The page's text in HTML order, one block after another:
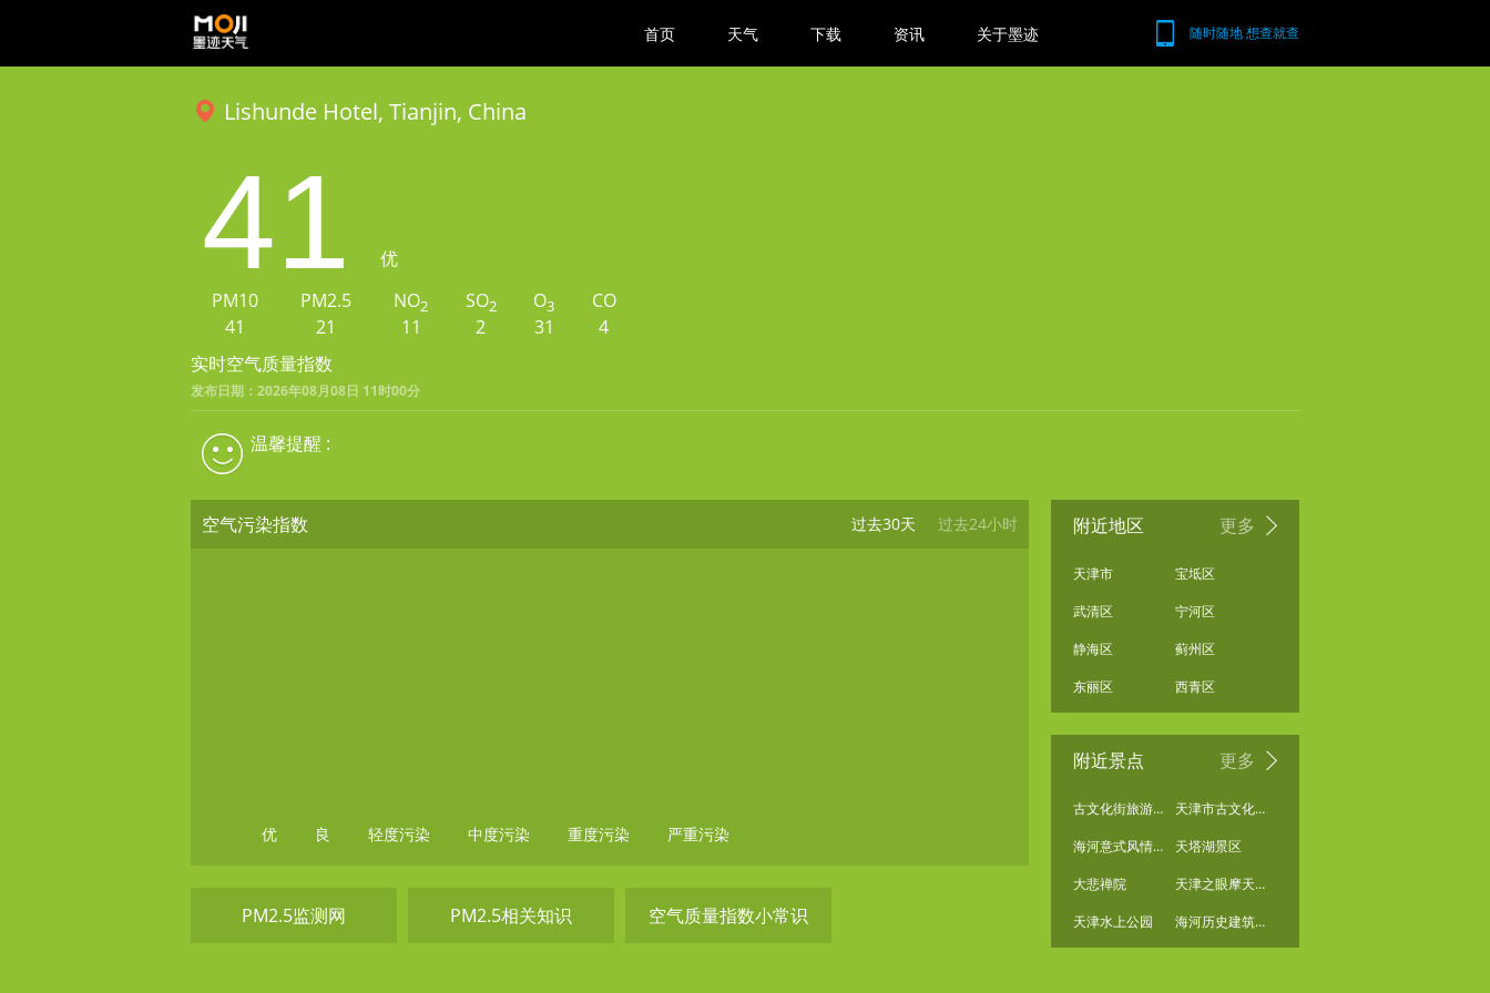
随时随地 想查就查
首页 天气 下载 资讯 关于墨迹
Lishunde Hotel, Tianjin, China
41
优
PM10
41
PM2.5
21
NO2
11
SO2
2
O3
31
CO
4
实时空气质量指数
发布日期：2026年08月08日 11时00分
温馨提醒 :
空气污染指数 过去24小时
过去30天
优 良 轻度污染 中度污染 重度污染 严重污染
PM2.5监测网 PM2.5相关知识 空气质量指数小常识
附近地区 更多
天津市
宝坻区
武清区
宁河区
静海区
蓟州区
东丽区
西青区
附近景点 更多
古文化街旅游区南门
天津市古文化街旅游区
海河意式风情区工业园A区
天塔湖景区
大悲禅院
天津之眼摩天轮
天津水上公园
海河历史建筑保护展览馆